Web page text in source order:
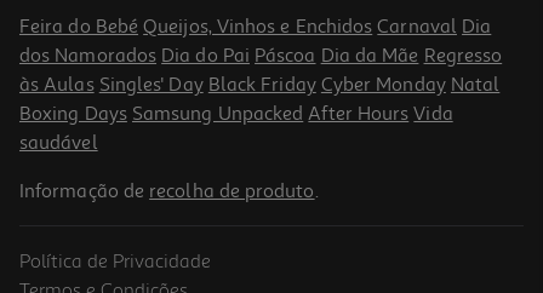
749,99 €
Feira do Bebé Queijos, Vinhos e Enchidos Carnaval Dia
dos Namorados Dia do Pai Páscoa Dia da Mãe Regresso
às Aulas Singles' Day Black Friday Cyber Monday Natal
Boxing Days Samsung Unpacked After Hours Vida
saudável
Informação de recolha de produto.
Política de Privacidade